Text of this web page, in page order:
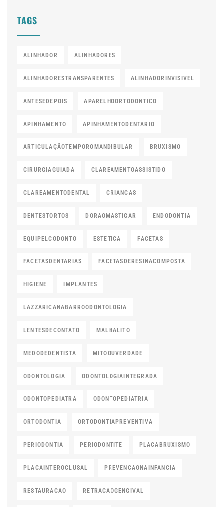
TAGS
ALINHADOR ALINHADORES
ALINHADORESTRANSPARENTES ALINHADORINVISIVEL
ANTESEDEPOIS APARELHOORTODONTICO
APINHAMENTO APINHAMENTODENTARIO
ARTICULAÇÃOTEMPOROMANDIBULAR BRUXISMO
CIRURGIAGUIADA CLAREAMENTOASSISTIDO
CLAREAMENTODENTAL CRIANCAS
DENTESTORTOS DORAOMASTIGAR ENDODONTIA
EQUIPELCODONTO ESTETICA FACETAS
FACETASDENTARIAS FACETASDERESINACOMPOSTA
HIGIENE IMPLANTES
LAZZARICANABARROODONTOLOGIA
LENTESDECONTATO MALHALITO
MEDODEDENTISTA MITOOUVERDADE
ODONTOLOGIA ODONTOLOGIAINTEGRADA
ODONTOPEDIATRA ODONTOPEDIATRIA
ORTODONTIA ORTODONTIAPREVENTIVA
PERIODONTIA PERIODONTITE PLACABRUXISMO
PLACAINTEROCLUSAL PREVENCAONAINFANCIA
RESTAURACAO RETRACAOGENGIVAL